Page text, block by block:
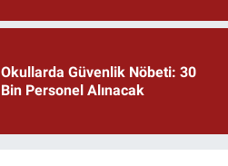
Okullarda Güvenlik Nöbeti: 30
Bin Personel Alınacak